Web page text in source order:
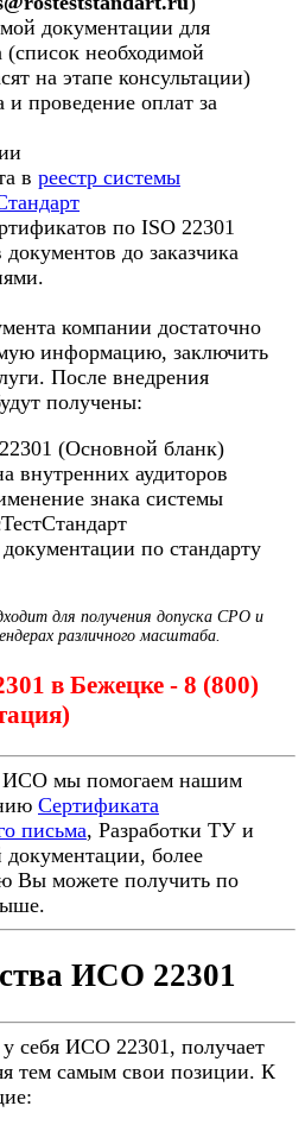
документации для
(список необходимой
на этапе консультации)
проведение оплат за
в реестр системы
по ISO 22301
до заказчика
компании достаточно
информацию, заключить
После внедрения
получены:
(Основной бланк)
внутренних аудиторов
знака системы
по стандарту
для получения допуска СРО и
различного масштаба.
в Бежецке - 8 (800)
ИСО мы помогаем нашим
Сертификата
письма, Разработки ТУ и
документации, более
Вы можете получить по
ИСО 22301
себя ИСО 22301, получает
тем самым свои позиции. К